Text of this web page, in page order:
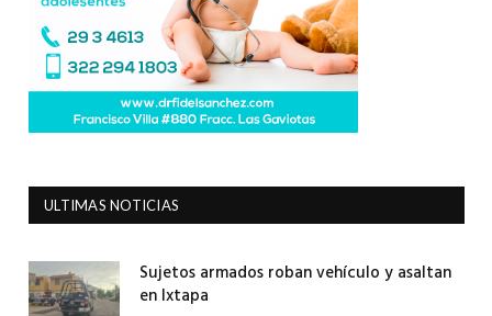
ULTIMAS NOTICIAS
Sujetos armados roban vehículo y asaltan
en Ixtapa